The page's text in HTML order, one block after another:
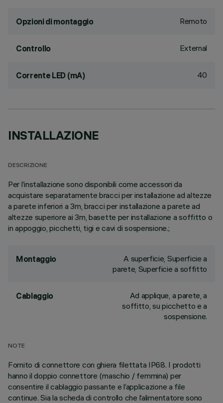
Opzioni di montaggio Remoto
Controllo External
Corrente LED (mA) 40
INSTALLAZIONE
DESCRIZIONE
Per l’installazione sono disponibili come accessori da
acquistare separatamente bracci per installazione ad altezze
a parete inferiori a 3m, bracci per installazione a parete ad
altezze superiore ai 3m, basette per installazione a soffitto o
in appoggio, picchetti, tigi e cavi di sospensione.;
Montaggio
A superficie, Superficie a
parete, Superficie a soffitto
Cablaggio
Ad applique, a parete, a
soffitto, su picchetto e a
sospensione.
NOTE
Fornito di connettore con ghiera filettata IP68. I prodotti
hanno il doppio connettore (maschio / femmina) per
consentire il cablaggio passante e l’applicazione a file
continue. Sia la scheda di controllo che l’alimentatore sono